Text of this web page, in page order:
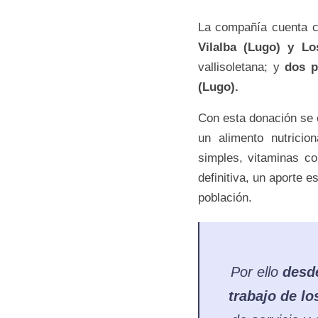
La compañía cuenta
Vilalba (Lugo) y
vallisoletana; ydos
(Lugo).
Con esta donación
un alimento
simples, vitaminas
definitiva, un aporte
población.
Por ello
trabajo de